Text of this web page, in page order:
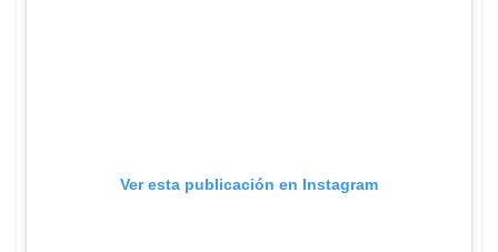
Ver esta publicación en Instagram